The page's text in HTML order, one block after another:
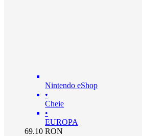
Nintendo eShop
•
Cheie
•
EUROPA
69.10 RON